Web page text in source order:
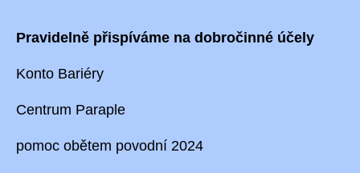
Pravidelně přispíváme na dobročinné účely
Konto Bariéry
Centrum Paraple
pomoc obětem povodní 2024